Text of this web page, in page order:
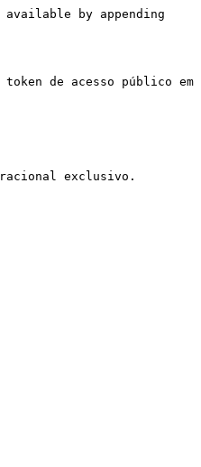
by appending
de acesso público em